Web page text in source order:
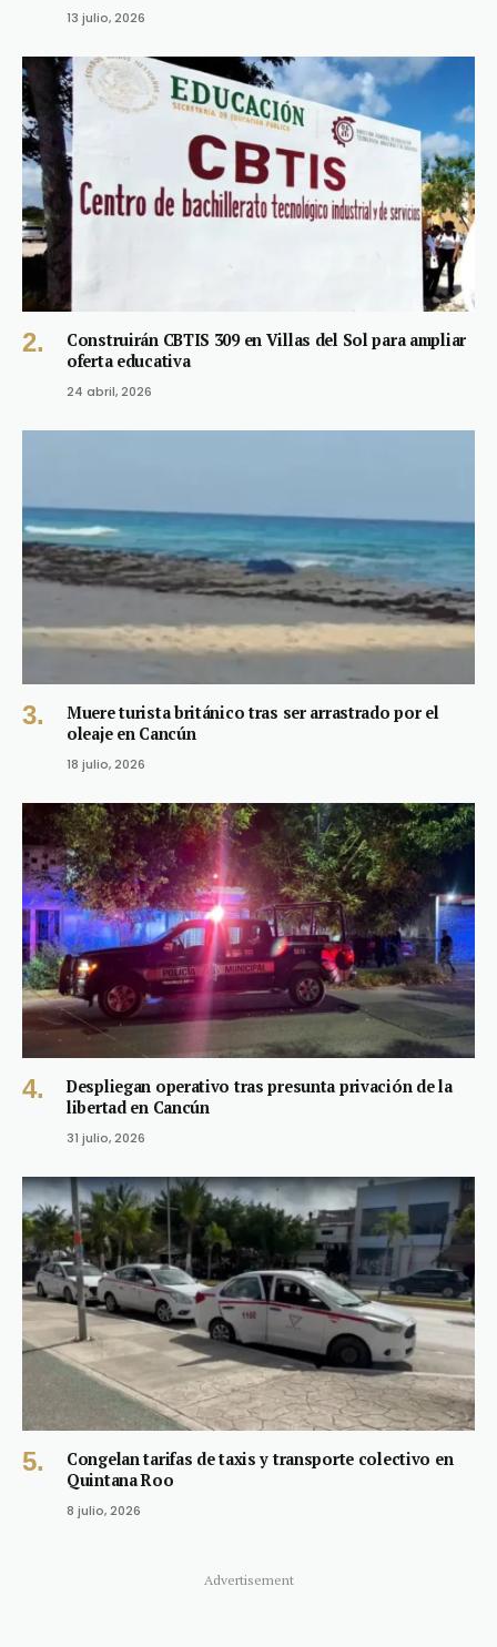
13 julio, 2026
Construirán CBTIS 309 en Villas del Sol para ampliar
oferta educativa
24 abril, 2026
Muere turista británico tras ser arrastrado por el
oleaje en Cancún
18 julio, 2026
Despliegan operativo tras presunta privación de la
libertad en Cancún
31 julio, 2026
Congelan tarifas de taxis y transporte colectivo en
Quintana Roo
8 julio, 2026
Advertisement